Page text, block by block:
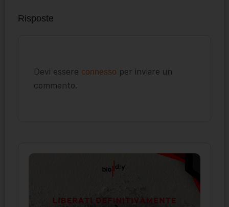
Risposte
Devi essere connesso per inviare un
commento.